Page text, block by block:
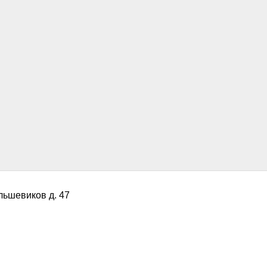
д. 47